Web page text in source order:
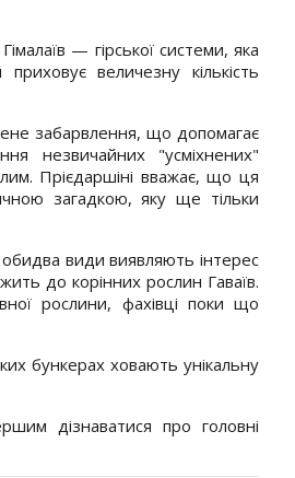
— гірської системи, яка
величезну кількість
забарвлення, що допомагає
незвичайних "усміхнених"
Прієдаршіні вважає, що ця
загадкою, яку ще тільки
види виявляють інтерес
до корінних рослин Гаваїв.
рослини, фахівці поки що
бункерах ховають унікальну
дізнаватися про головні